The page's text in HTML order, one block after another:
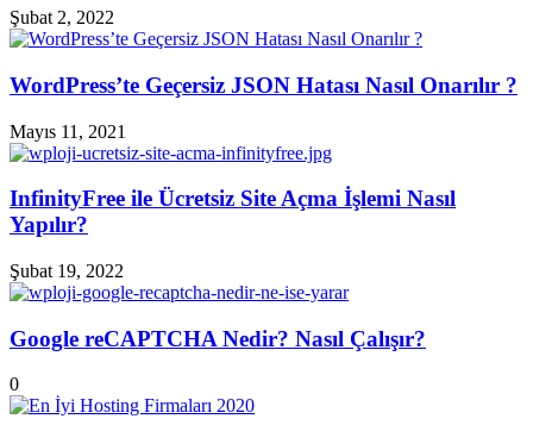
Şubat 2, 2022
WordPress’te Geçersiz JSON Hatası Nasıl Onarılır ?
Mayıs 11, 2021
InfinityFree ile Ücretsiz Site Açma İşlemi Nasıl
Yapılır?
Şubat 19, 2022
Google reCAPTCHA Nedir? Nasıl Çalışır?
0